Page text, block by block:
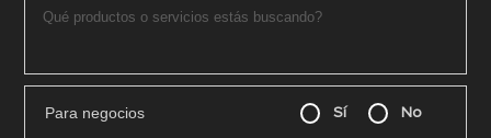
Para negocios Sí No